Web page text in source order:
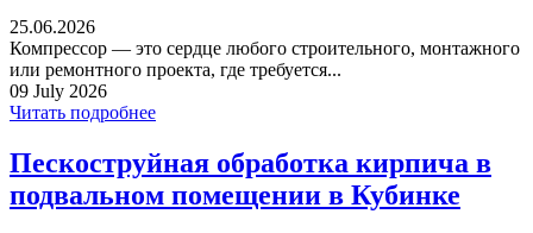
25.06.2026
Компрессор — это сердце любого строительного, монтажного
или ремонтного проекта, где требуется...
09 July 2026
Читать подробнее
Пескоструйная обработка кирпича в
подвальном помещении в Кубинке